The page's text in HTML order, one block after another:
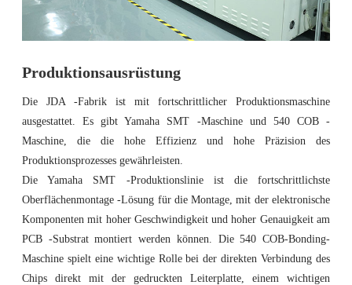
Produktionsausrüstung
Die JDA -Fabrik ist mit fortschrittlicher Produktionsmaschine
ausgestattet. Es gibt Yamaha SMT -Maschine und 540 COB -
Maschine, die die hohe Effizienz und hohe Präzision des
Produktionsprozesses gewährleisten.
Die Yamaha SMT -Produktionslinie ist die fortschrittlichste
Oberflächenmontage -Lösung für die Montage, mit der elektronische
Komponenten mit hoher Geschwindigkeit und hoher Genauigkeit am
PCB -Substrat montiert werden können. Die 540 COB-Bonding-
Maschine spielt eine wichtige Rolle bei der direkten Verbindung des
Chips direkt mit der gedruckten Leiterplatte, einem wichtigen